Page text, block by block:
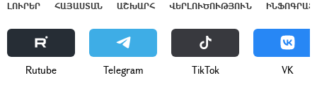
ԼՈՒՐԵՐ ՀԱՅԱՍՏԱՆ ԱՇԽԱՐՀ ՎԵՐԼՈՒԾՈՒԹՅՈՒՆ
Rutube Telegram ТikТоk VK